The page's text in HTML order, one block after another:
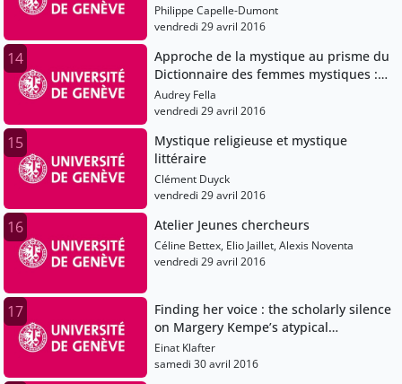
Philippe Capelle-Dumont
vendredi 29 avril 2016
14
Approche de la mystique au prisme du
Dictionnaire des femmes mystiques :
de l’interdisciplinarité à l’inclusion
méthodologique de la Transcendance.
Audrey Fella
vendredi 29 avril 2016
15
Mystique religieuse et mystique
littéraire
Clément Duyck
vendredi 29 avril 2016
16 Atelier Jeunes chercheurs
Céline Bettex, Elio Jaillet, Alexis Noventa
vendredi 29 avril 2016
17
Finding her voice : the scholarly silence
on Margery Kempe’s atypical
devotional practices.
Einat Klafter
samedi 30 avril 2016